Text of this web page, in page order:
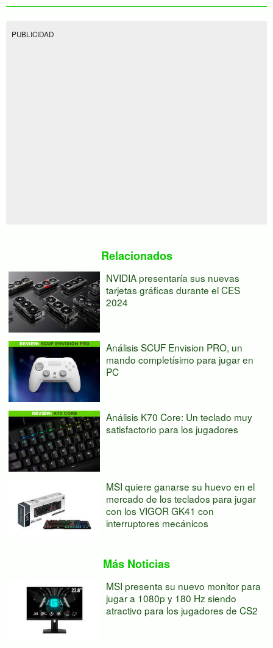
PUBLICIDAD
Relacionados
NVIDIA presentaría sus nuevas
tarjetas gráficas durante el CES
2024
Análisis SCUF Envision PRO, un
mando completísimo para jugar en
PC
Análisis K70 Core: Un teclado muy
satisfactorio para los jugadores
MSI quiere ganarse su huevo en el
mercado de los teclados para jugar
con los VIGOR GK41 con
interruptores mecánicos
Más Noticias
MSI presenta su nuevo monitor para
jugar a 1080p y 180 Hz siendo
atractivo para los jugadores de CS2